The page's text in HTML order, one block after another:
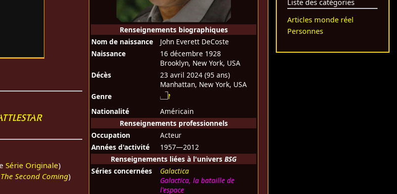
Renseignements biographiques
Nom de naissance
John Everett DeCoste
Naissance
16 décembre 1928
Brooklyn, New York, USA
Décès
23 avril 2024(95 ans)
Manhattan, New York, USA
Genre
Nationalité
Américain
Renseignements professionnels
Occupation
Acteur
Années d'activité
1957—2012
Renseignements liées à l'universBSG
Séries concernées
Galactica
Galactica, la bataille de
l'espace
Série Originale)
Second Coming)
Liste des catégories
Articles monde réel
Personnes